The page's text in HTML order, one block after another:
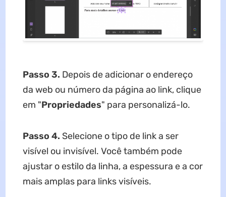
Passo 3. Depois de adicionar o endereço
da web ou número da página ao link, clique
em "Propriedades" para personalizá-lo.
Passo 4. Selecione o tipo de link a ser
visível ou invisível. Você também pode
ajustar o estilo da linha, a espessura e a cor
mais amplas para links visíveis.